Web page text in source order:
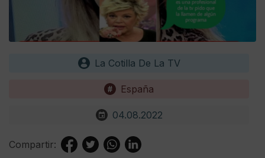
La Cotilla De La TV
España
04.08.2022
Compartir: